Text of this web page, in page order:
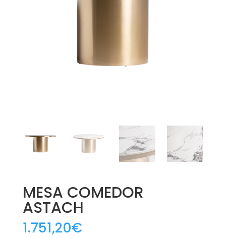
MESA COMEDOR
ASTACH
1.751,20€